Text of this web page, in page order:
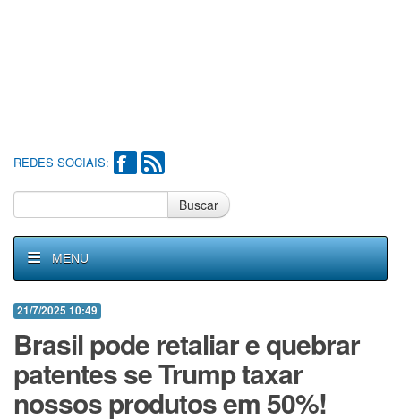
REDES SOCIAIS:
Buscar
MENU
21/7/2025 10:49
Brasil pode retaliar e quebrar
patentes se Trump taxar
nossos produtos em 50%!